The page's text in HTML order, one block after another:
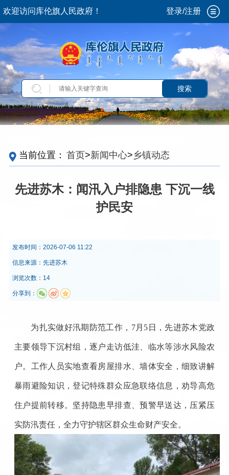
欢迎访问库伦旗人民政府！ 登录/注册
搜索
当前位置： 首页>新闻中心>乡镇动态
先进苏木：闻汛入户排隐患 下沉一线
护民安
发布时间： 2026-07-06 11:22
信息来源： 先进苏木
浏览次数：14
分享到：
为扎实做好汛期防范工作， 7月 5 日，先进苏木党政
主要领导下沉村组，逐户走访低洼、临水等涉水风险农
户。工作人员实地查看房屋排水、墙体安全，细致讲解
暴雨避险知识，登记特殊群众应急联络信息，劝导高危
住户提前转移。坚持隐患早排查、预警早送达，压紧压
实防汛责任，全力守护辖区群众生命财产安全。